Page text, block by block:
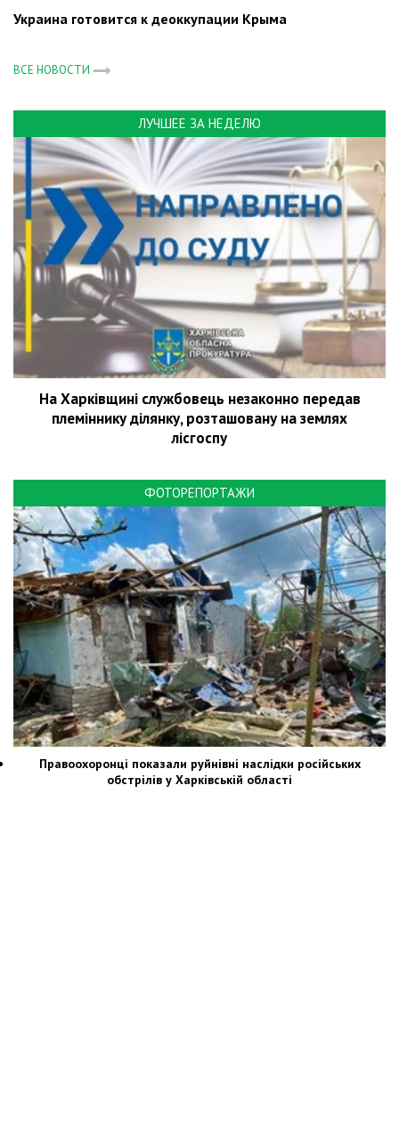
Украина готовится к деоккупации Крыма
ВСЕ НОВОСТИ
ЛУЧШЕЕ ЗА НЕДЕЛЮ
На Харківщині службовець незаконно передав
племіннику ділянку, розташовану на землях
лісгоспу
ФОТОРЕПОРТАЖИ
Правоохоронці показали руйнівні наслідки російських
обстрілів у Харківській області